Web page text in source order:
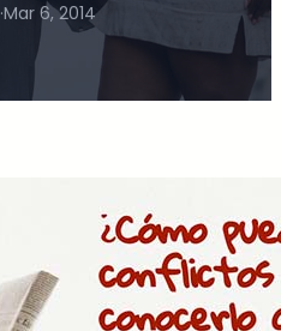
·Mar 6, 2014